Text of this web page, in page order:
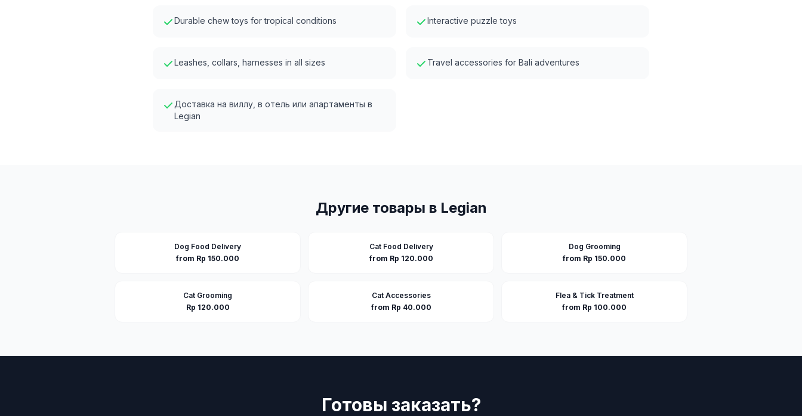
Durable chew toys for tropical conditions Interactive puzzle toys
Leashes, collars, harnesses in all sizes Travel accessories for Bali adventures
Доставка на виллу, в отель или апартаменты в
Legian
Другие товары в Legian
Dog Food Delivery
from Rp 150.000
Cat Food Delivery
from Rp 120.000
Dog Grooming
from Rp 150.000
Cat Grooming
Rp 120.000
Cat Accessories
from Rp 40.000
Flea & Tick Treatment
from Rp 100.000
Готовы заказать?